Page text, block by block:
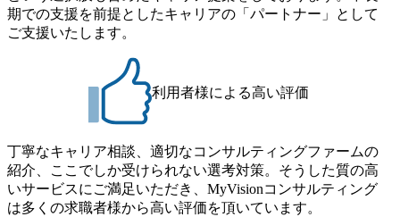
名参加する予定です！ ●費用 : 無料 虎ノ門ヒルズ付近 ※詳
細な場所については参加者の方へ個別でご連絡いたしま
す。 コンサルファームにてマネージャー以上の職務を担当
preview/68657?preview=TAI1oir8Coe5Df3zuZhtd24YfH72/Zzdm
BTIEMOnWUWREjOFLO1IL1KPEi4dgCbb Forbes JAPAN Bra
ndVoice Studio 「求めるのは、競争と連帯 。IT特化の急成長
ファーム・Dirbatoの社員支援」 https://forbesjapan.com/articles/
detail/69848 MyViision企業インタビュー① https://my-vision.co.
jp/consulting-firm/dirbato/interview01 MyViision企業インタビュ
ー② https://my-vision.co.jp/consulting-firm/dirbato/interview02 20
26年8月18日(火) 19:00開始～最長20:00終了 2026年8月13日
(木) 16:00 当日はDirbatoの現役トップコンサルタントが業界
動向を踏まえ、コンサルティング市場の最新トレンドをお
伝えいたします。コンサルティング業界への転職を迷われ
ている方や情報収集を行いたい方のご参加も歓迎です。更
期での支援を前提としたキャリアの「パートナー」として
ご支援いたします。
利用者様による高い評価
丁寧なキャリア相談、適切なコンサルティングファームの
紹介、ここでしか受けられない選考対策。そうした質の高
いサービスにご満足いただき、MyVisionコンサルティング
は多くの求職者様から高い評価を頂いています。